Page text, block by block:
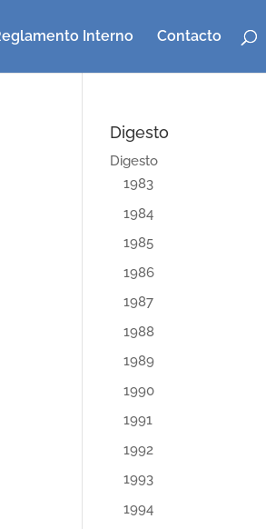
Interno Contacto
Digesto
Digesto
1983
1984
1985
1986
1987
1988
1989
1990
1991
1992
1993
1994